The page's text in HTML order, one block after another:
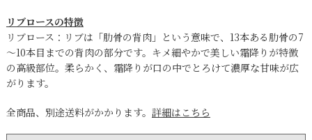
リブロースの特徴
リブロース：リブは「肋骨の背肉」という意味で、13本ある肋骨の7
～10本目までの背肉の部分です。キメ細やかで美しい霜降りが特徴
の高級部位。柔らかく、霜降りが口の中でとろけて濃厚な甘味が広
がります。
全商品、別途送料がかかります。 詳細はこちら